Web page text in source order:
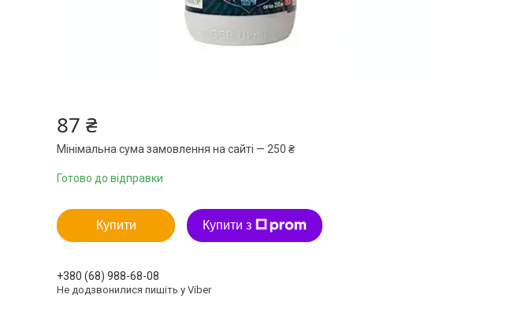
87 ₴
Мінімальна сума замовлення на сайті — 250 ₴
Готово до відправки
Купити Купити з
+380 (68) 988-68-08
Не додзвонилися пишіть у Viber